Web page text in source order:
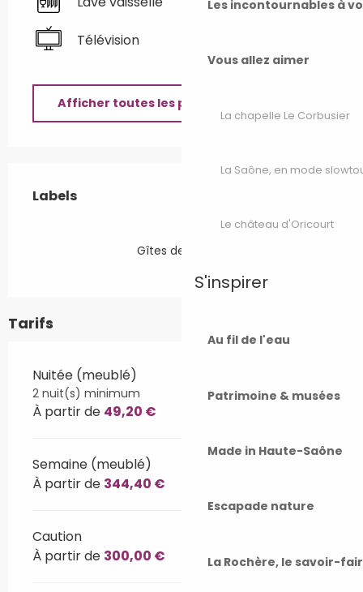
Les incontournables à
Vous allez aimer
La chapelle Le Corbusier
La Saône, en mode
Le château d'Oricourt
S'inspirer
Au fil de l'eau
Patrimoine & musées
Made in Haute-Saône
Escapade nature
La Rochère, le savoir-
Télévision
Afficher toutes les prestations
Labels
Labels
Gîtes de France
Tarifs
Nuitée (meublé)
2 nuit(s) minimum
À partir de 49,20 €
Semaine (meublé)
À partir de 344,40 €
Caution
À partir de 300,00 €